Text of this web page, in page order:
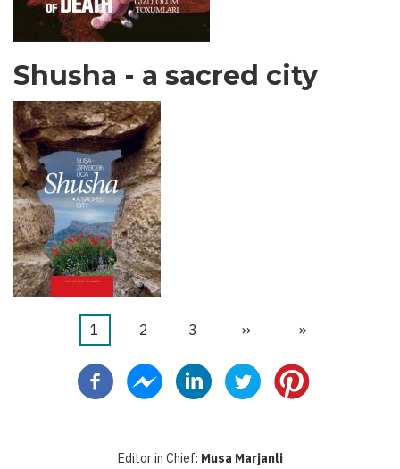
Shusha - a sacred city
Pagination
Current
1 Page
2 Page
3
Next
››
Last
»
Editor in Chief: Musa Marjanli